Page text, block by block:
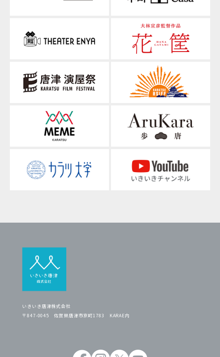
いきいき唐津株式会社
〒847-0045 佐賀県唐津市京町1783 KARAE内